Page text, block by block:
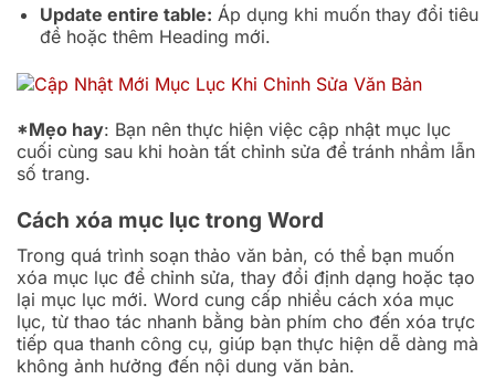
Update entire table: Áp dụng khi muốn thay đổi tiêu
đề hoặc thêm Heading mới.
*Mẹo hay: Bạn nên thực hiện việc cập nhật mục lục
cuối cùng sau khi hoàn tất chỉnh sửa để tránh nhầm lẫn
số trang.
Cách xóa mục lục trong Word
Trong quá trình soạn thảo văn bản, có thể bạn muốn
xóa mục lục để chỉnh sửa, thay đổi định dạng hoặc tạo
lại mục lục mới. Word cung cấp nhiều cách xóa mục
lục, từ thao tác nhanh bằng bàn phím cho đến xóa trực
tiếp qua thanh công cụ, giúp bạn thực hiện dễ dàng mà
không ảnh hưởng đến nội dung văn bản.